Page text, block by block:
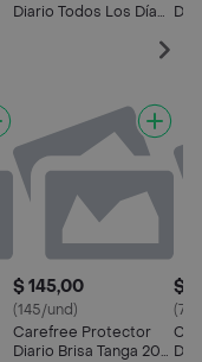
Diario Todos Los Días
$ 145,00
(145/und)
Carefree Protector
Diario Brisa Tanga 20
$